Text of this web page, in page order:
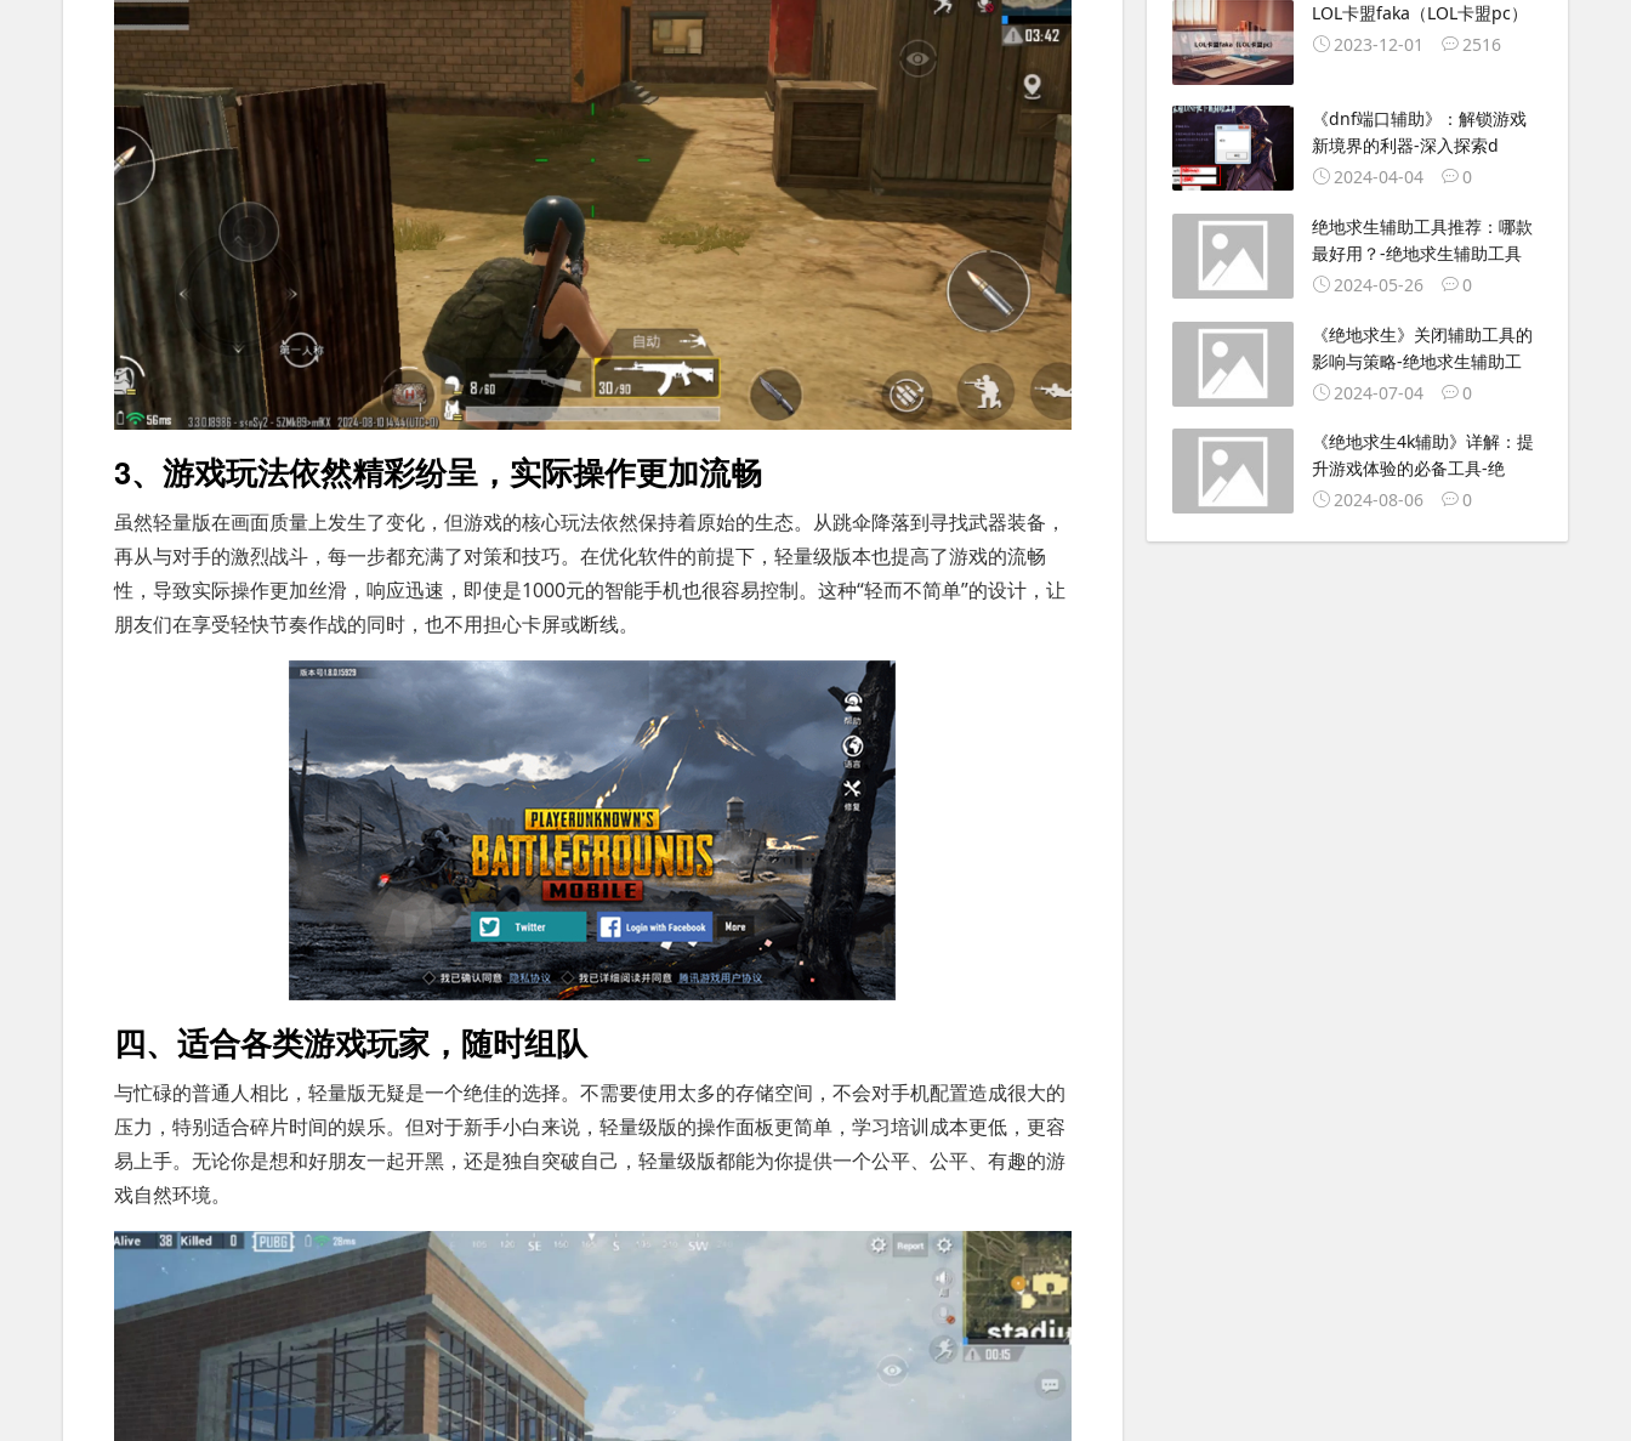
3、游戏玩法依然精彩纷呈，实际操作更加流畅
虽然轻量版在画面质量上发生了变化，但游戏的核心玩法依然保持着原始的生态。从跳伞降落到寻找武器装备，
再从与对手的激烈战斗，每一步都充满了对策和技巧。在优化软件的前提下，轻量级版本也提高了游戏的流畅
性，导致实际操作更加丝滑，响应迅速，即使是1000元的智能手机也很容易控制。这种“轻而不简单”的设计，让
朋友们在享受轻快节奏作战的同时，也不用担心卡屏或断线。
四、适合各类游戏玩家，随时组队
与忙碌的普通人相比，轻量版无疑是一个绝佳的选择。不需要使用太多的存储空间，不会对手机配置造成很大的
压力，特别适合碎片时间的娱乐。但对于新手小白来说，轻量级版的操作面板更简单，学习培训成本更低，更容
易上手。无论你是想和好朋友一起开黑，还是独自突破自己，轻量级版都能为你提供一个公平、公平、有趣的游
戏自然环境。
LOL卡盟faka（LOL卡盟pc）
2023-12-01
2516
《dnf端口辅助》：解锁游戏
新境界的利器-深入探索d
2024-04-04
0
绝地求生辅助工具推荐：哪款
最好用？-绝地求生辅助工具
2024-05-26
0
《绝地求生》关闭辅助工具的
影响与策略-绝地求生辅助工
2024-07-04
0
《绝地求生4k辅助》详解：提
升游戏体验的必备工具-绝
2024-08-06
0